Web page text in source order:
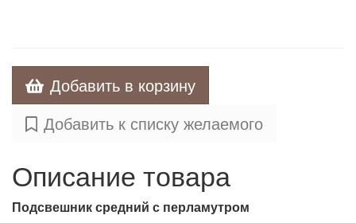
Добавить в корзину
Добавить к списку желаемого
Описание товара
Подсвешник средний с перламутром